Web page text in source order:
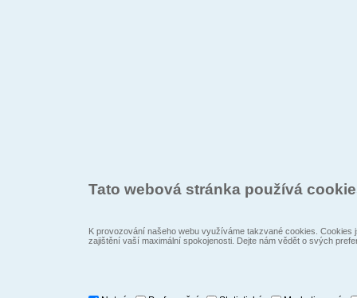
Tato webová stránka používá
K provozování našeho webu využíváme takzvané cookies.
zajištění vaší maximální spokojenosti. Dejte nám vědět o svých